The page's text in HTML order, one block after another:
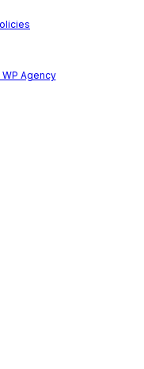
Agency